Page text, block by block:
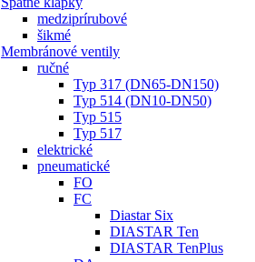
medziprírubové
šikmé
Membránové ventily
ručné
Typ 317 (DN65-DN150)
Typ 514 (DN10-DN50)
Typ 515
Typ 517
elektrické
pneumatické
FO
FC
Diastar Six
DIASTAR Ten
DIASTAR TenPlus